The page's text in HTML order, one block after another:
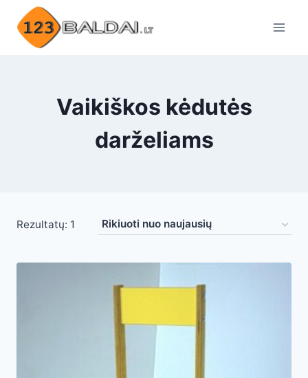
content
Vaikiškos kėdutės
darželiams
Rezultatų: 1